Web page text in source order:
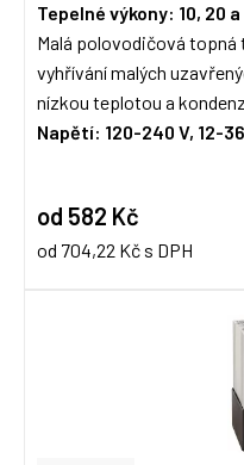
Tepelné výkony: 10, 20 a
Malá polovodičová topná
vyhřívání malých
nízkou teplotou a
Napětí: 120-240 V, 12-
od 582 Kč
od 704,22 Kč s DPH